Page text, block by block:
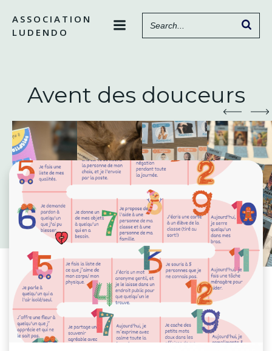
contenu
ASSOCIATION
LUDENDO
Avent des douceurs